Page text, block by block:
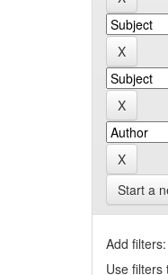
Start a
Add filters:
Use filters